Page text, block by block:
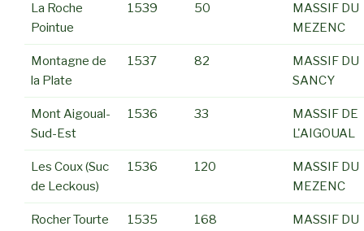
La Roche
Pointue
1539 50
MASSIF DU
MEZENC
Montagne de
la Plate
1537 82
MASSIF DU
SANCY
Mont Aigoual-
Sud-Est
1536 33
MASSIF DE
L'AIGOUAL
Les Coux (Suc
de Leckous)
1536 120
MASSIF DU
MEZENC
Rocher Tourte 1535 168
MASSIF DU